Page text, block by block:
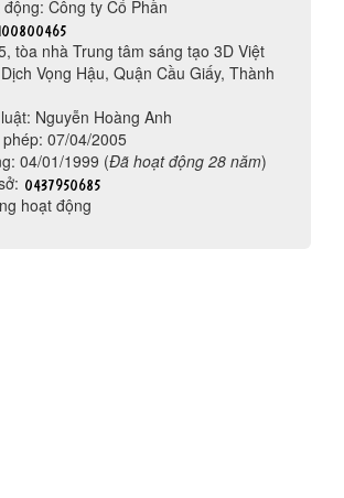
Công ty Cổ Phần
tòa nhà Trung tâm sáng tạo 3D Việt
Vọng Hậu, Quận Cầu Giấy, Thành
Nguyễn Hoàng Anh
07/04/2005
04/01/1999 (Đã hoạt động 28 năm)
hoạt động